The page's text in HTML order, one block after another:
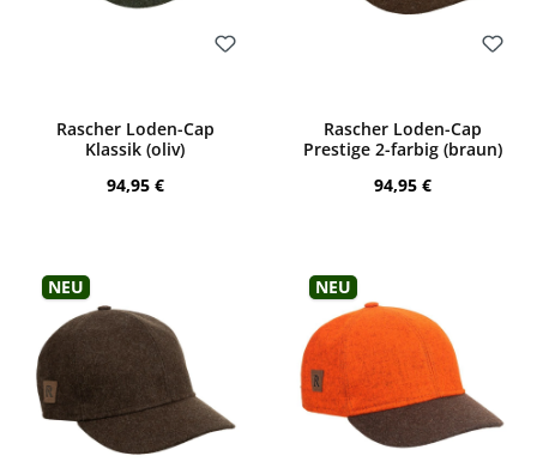
Rascher Loden-Cap
Klassik (oliv)
Regulärer Preis:
94,95 €
Rascher Loden-Cap
Prestige 2-farbig (braun)
Regulärer Preis:
94,95 €
Neu Neu